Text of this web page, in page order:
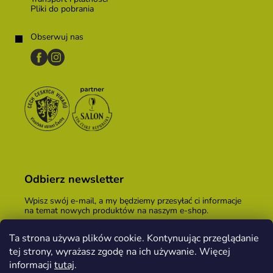
Ta strona używa plików cookie. Kontynuując przeglądanie
tej strony, wyrażasz zgodę na ich używanie. Więcej
informacji tutaj.
Pliki do pobrania
Obserwuj nas
Odbierz newsletter
Wpisz swój e-mail, a my będziemy przesyłać ci informacje
na temat nowych produktów na naszym e-shop.
Podając adres e-mail, zgadzasz się zwarunkami
handlowymi